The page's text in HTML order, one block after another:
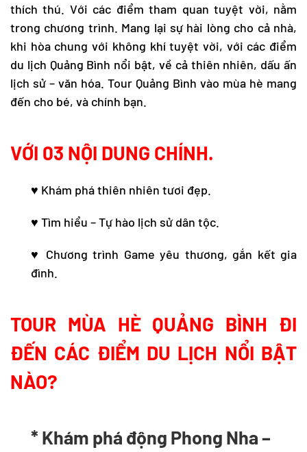
thích thú. Với các điểm tham quan tuyệt vời, nằm
trong chương trình. Mang lại sự hài lòng cho cả nhà,
khi hòa chung với không khí tuyệt vời, với các điểm
du lịch Quảng Bình nổi bật, về cả thiên nhiên, dấu ấn
lịch sử – văn hóa. Tour Quảng Bình vào mùa hè mang
đến cho bé, và chính bạn.
VỚI 03 NỘI DUNG CHÍNH.
♥ Khám phá thiên nhiên tươi đẹp.
♥ Tìm hiểu – Tự hào lịch sử dân tộc.
♥ Chương trình Game yêu thương, gắn kết gia
đình.
TOUR MÙA HÈ QUẢNG BÌNH ĐI
ĐẾN CÁC ĐIỂM DU LỊCH NỔI BẬT
NÀO?
* Khám phá động Phong Nha –